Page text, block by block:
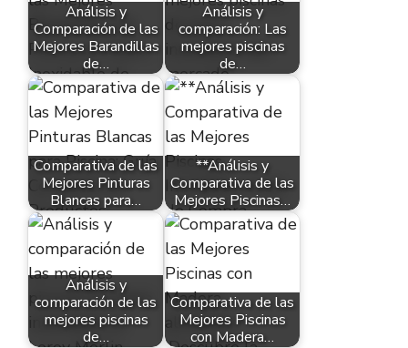
Análisis y
Comparación de las
Mejores Barandillas
de…
Análisis y
comparación: Las
mejores piscinas
de…
Comparativa de las
Mejores Pinturas
Blancas para…
**Análisis y
Comparativa de las
Mejores Piscinas…
Análisis y
comparación de las
mejores piscinas
de…
Comparativa de las
Mejores Piscinas
con Madera…